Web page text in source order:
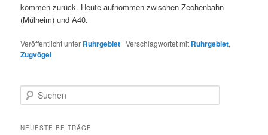
kommen zurück. Heute aufnommen zwischen Zechenbahn
(Mülheim) und A40.
Veröffentlicht unter Ruhrgebiet |Verschlagwortet mit Ruhrgebiet,
Zugvögel
u
h
NEUESTE BEITRÄGE